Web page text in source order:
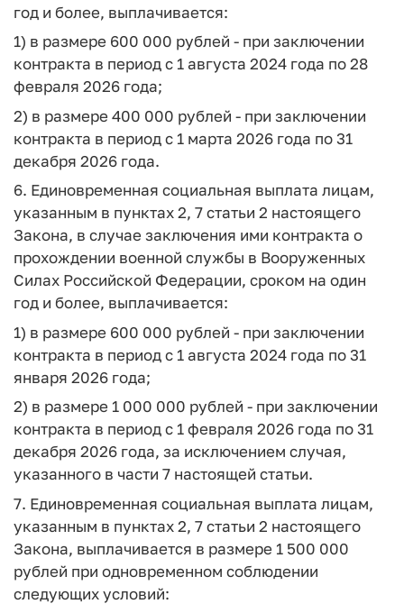
год и более, выплачивается:
1) в размере 600 000 рублей - при заключении
контракта в период с 1 августа 2024 года по 28
февраля 2026 года;
2) в размере 400 000 рублей - при заключении
контракта в период с 1 марта 2026 года по 31
декабря 2026 года.
6. Единовременная социальная выплата лицам,
указанным в пунктах 2, 7 статьи 2 настоящего
Закона, в случае заключения ими контракта о
прохождении военной службы в Вооруженных
Силах Российской Федерации, сроком на один
год и более, выплачивается:
1) в размере 600 000 рублей - при заключении
контракта в период с 1 августа 2024 года по 31
января 2026 года;
2) в размере 1 000 000 рублей - при заключении
контракта в период с 1 февраля 2026 года по 31
декабря 2026 года, за исключением случая,
указанного в части 7 настоящей статьи.
7. Единовременная социальная выплата лицам,
указанным в пунктах 2, 7 статьи 2 настоящего
Закона, выплачивается в размере 1 500 000
рублей при одновременном соблюдении
следующих условий: